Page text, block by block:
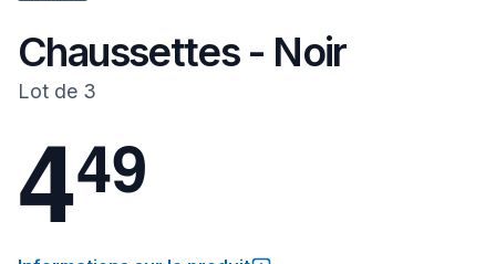
Chaussettes - Noir
Lot de 3
449